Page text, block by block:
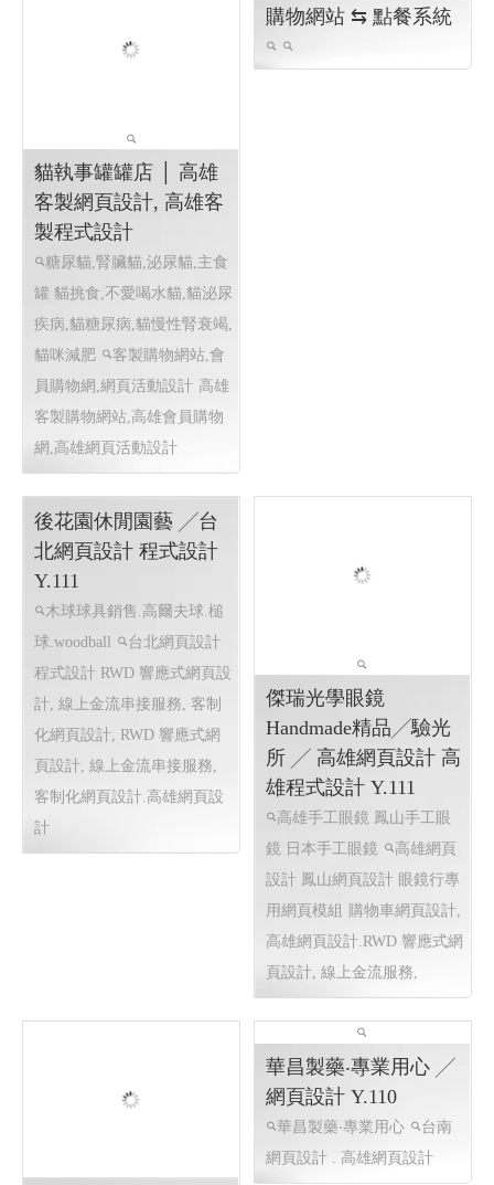
客製網頁設計, 高雄客
罐 貓挑食,不愛喝水貓,貓泌尿
疾病,貓糖尿病,貓慢性腎衰竭,
貓咪減肥
客製購物網站,會
員購物網,網頁活動設計
客製購物網站,高雄會員購物
網,高雄網頁活動設計
購物網站 ⇆ 點餐系統
後花園休閒園藝 ╱台
北網頁設計 程式設計
Y.111
設計 鳳山網頁設計 眼鏡行專
頁設計, 線上金流服務,